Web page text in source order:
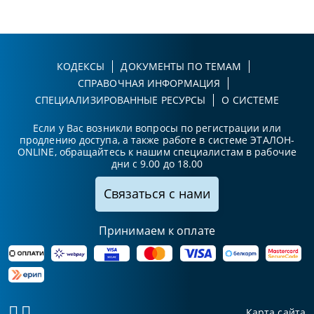
КОДЕКСЫ
ДОКУМЕНТЫ ПО ТЕМАМ
СПРАВОЧНАЯ ИНФОРМАЦИЯ
СПЕЦИАЛИЗИРОВАННЫЕ РЕСУРСЫ
О СИСТЕМЕ
Если у Вас возникли вопросы по регистрации или
продлению доступа, а также работе в системе ЭТАЛОН-
ONLINE, обращайтесь к нашим специалистам в рабочие
дни с 9.00 до 18.00
Связаться с нами
Принимаем к оплате